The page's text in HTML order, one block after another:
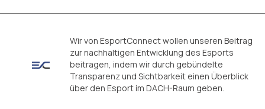
Wir von EsportConnect wollen unseren Beitrag
zur nachhaltigen Entwicklung des Esports
beitragen, indem wir durch gebündelte
Transparenz und Sichtbarkeit einen Überblick
über den Esport im DACH-Raum geben.